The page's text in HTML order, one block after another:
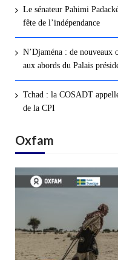
Le sénateur Pahimi
fête de l’indépendance
N’Djaména : de nouveaux
aux abords du Palais
Tchad : la COSADT
de la CPI
Oxfam